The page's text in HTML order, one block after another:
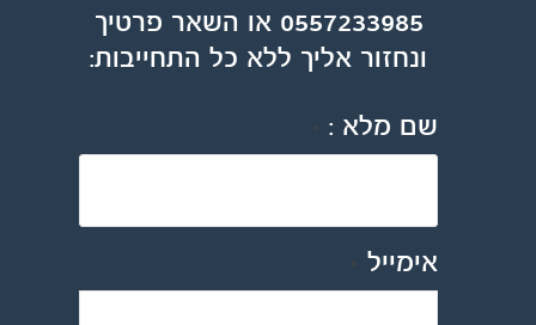
0557233985 או השאר פרטיך
ונחזור אליך ללא כל התחייבות:
שם מלא :
אימייל